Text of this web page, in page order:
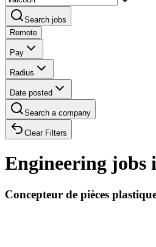
Search jobs
Remote
Pay
Radius
Date posted
Search a company
Clear Filters
Engineering jobs
Concepteur de pièces